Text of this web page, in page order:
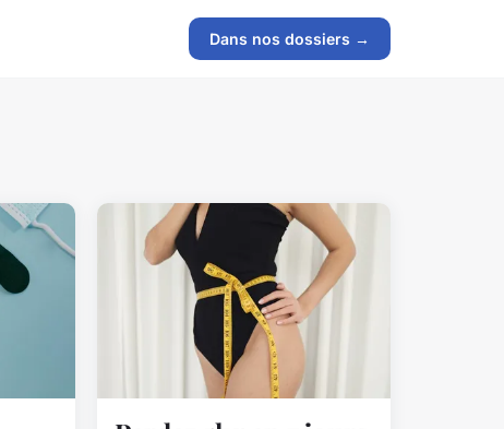
Dans nos dossiers →